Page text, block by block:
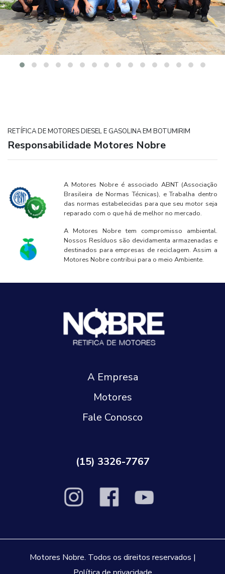
RETÍFICA DE MOTORES DIESEL E GASOLINA EM BOTUMIRIM
Responsabilidade Motores Nobre
A Motores Nobre é associado ABNT (Associação
Brasileira de Normas Técnicas), e Trabalha dentro
das normas estabelecidas para que seu motor seja
reparado com o que há de melhor no mercado.
A Motores Nobre tem compromisso ambiental.
Nossos Resíduos são devidamenta armazenadas e
destinados para empresas de reciclagem. Assim a
Motores Nobre contribui para o meio Ambiente.
A Empresa
Motores
Fale Conosco
(15) 3326-7767
Motores Nobre. Todos os direitos reservados |